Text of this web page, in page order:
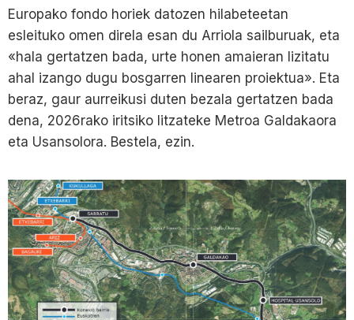
Europako fondo horiek datozen hilabeteetan
esleituko omen direla esan du Arriola sailburuak, eta
«hala gertatzen bada, urte honen amaieran lizitatu
ahal izango dugu bosgarren linearen proiektua». Eta
beraz, gaur aurreikusi duten bezala gertatzen bada
dena, 2026rako iritsiko litzateke Metroa Galdakaora
eta Usansolora. Bestela, ezin.